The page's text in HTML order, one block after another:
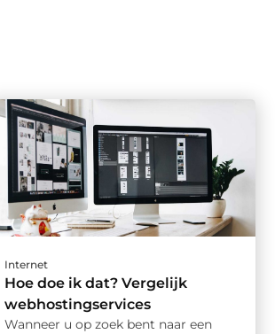
Internet
Hoe doe ik dat? Vergelijk
webhostingservices
Wanneer u op zoek bent naar een